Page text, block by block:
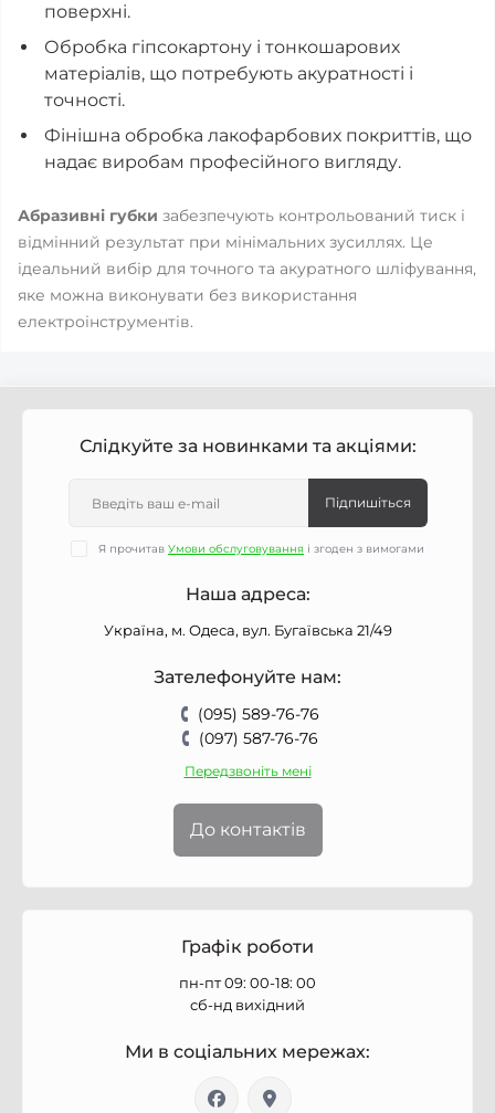
поверхні.
Обробка гіпсокартону і тонкошарових
матеріалів, що потребують акуратності і
точності.
Фінішна обробка лакофарбових покриттів, що
надає виробам професійного вигляду.
Абразивні губки забезпечують контрольований тиск і
відмінний результат при мінімальних зусиллях. Це
ідеальний вибір для точного та акуратного шліфування,
яке можна виконувати без використання
електроінструментів.
Слідкуйте за новинками та акціями:
Підпишіться
Я прочитав Умови обслуговування і згоден з вимогами
Наша адреса:
Україна, м. Одеса, вул. Бугаївська 21/49
Зателефонуйте нам:
(095) 589-76-76
(097) 587-76-76
Передзвоніть мені
До контактів
Графік роботи
пн-пт 09: 00-18: 00
сб-нд вихідний
Ми в соціальних мережах: